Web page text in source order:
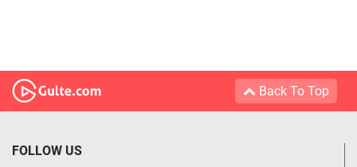
Back To Top
FOLLOW US